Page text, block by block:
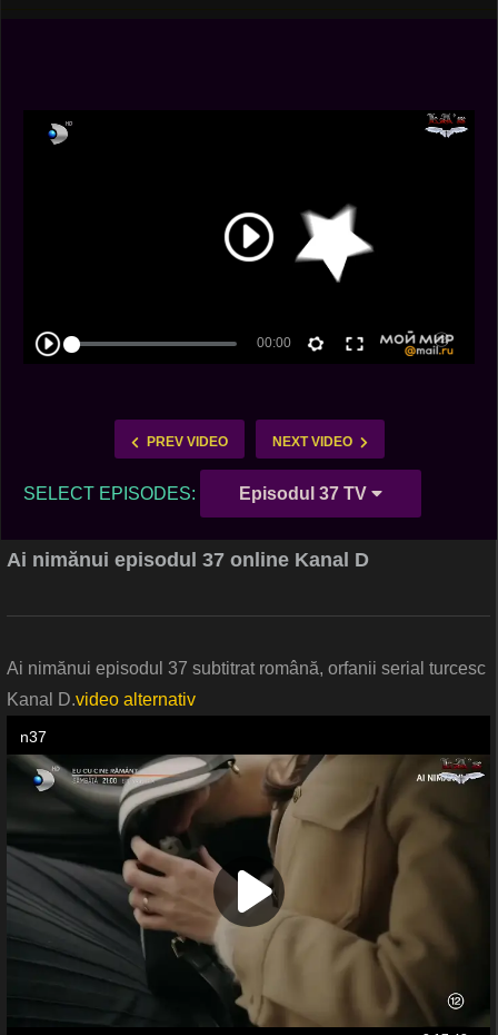
PREV VIDEO NEXT VIDEO
SELECT EPISODES: Episodul 37 TV
Ai nimănui episodul 37 online Kanal D
Ai nimănui episodul 37 subtitrat română, orfanii serial turcesc
Kanal D.video alternativ